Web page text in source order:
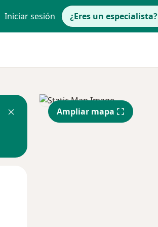
Iniciar sesión ¿Eres un especialista?
Ampliar mapa